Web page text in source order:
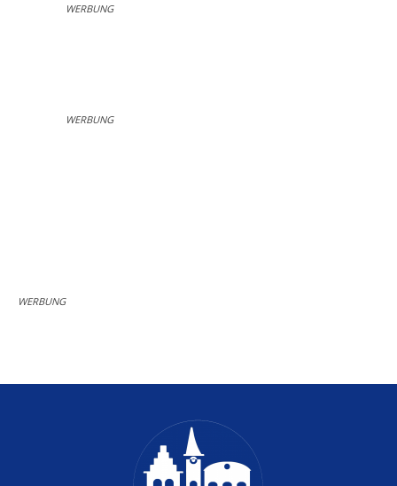
WERBUNG
WERBUNG
WERBUNG